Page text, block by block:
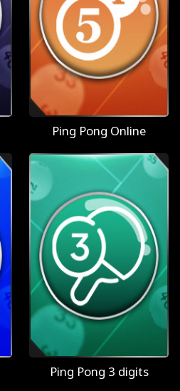
Ping Pong Online
Ping Pong 3 digits